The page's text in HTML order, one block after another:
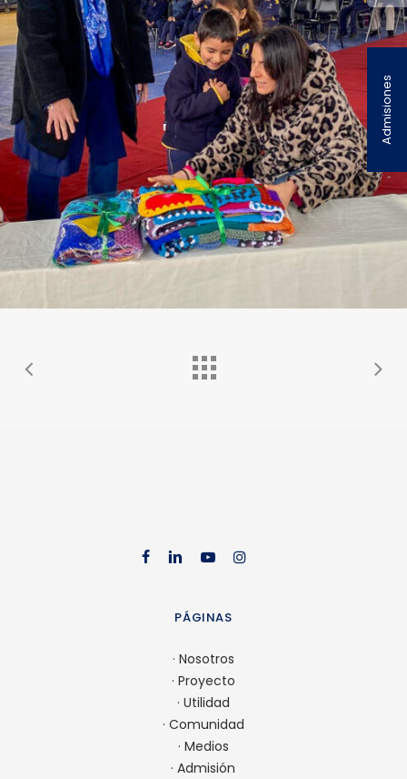
Admisiones
facebook
linkedin
youtube
PÁGINAS
· Nosotros
· Proyecto
· Utilidad
· Comunidad
· Medios
·Admisión